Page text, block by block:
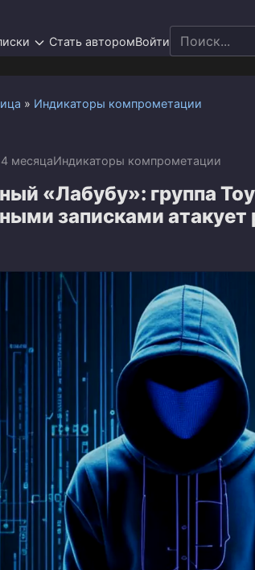
Стать авторомВойти Search
for:
» Индикаторы компрометации
4 месяцаИндикаторы компрометации
«Лабубу»: группа
записками атакует